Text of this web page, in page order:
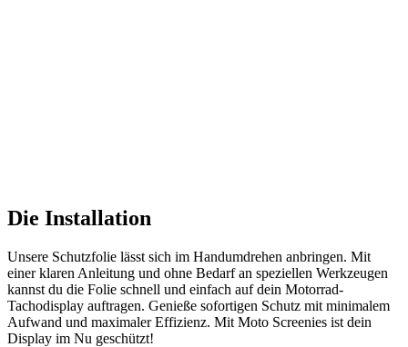
Die Installation
Unsere Schutzfolie lässt sich im Handumdrehen anbringen. Mit
einer klaren Anleitung und ohne Bedarf an speziellen Werkzeugen
kannst du die Folie schnell und einfach auf dein Motorrad-
Tachodisplay auftragen. Genieße sofortigen Schutz mit minimalem
Aufwand und maximaler Effizienz. Mit Moto Screenies ist dein
Display im Nu geschützt!